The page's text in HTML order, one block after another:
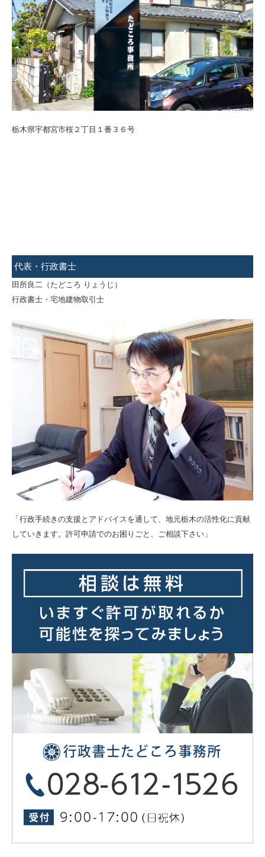
栃木県宇都宮市桜２丁目１番３６号
代表・行政書士
田所良二（たどころ りょうじ）
行政書士・宅地建物取引士
「行政手続きの支援とアドバイスを通して、地元栃木の活性化に貢献
していきます。許可申請でのお困りごと、ご相談下さい」